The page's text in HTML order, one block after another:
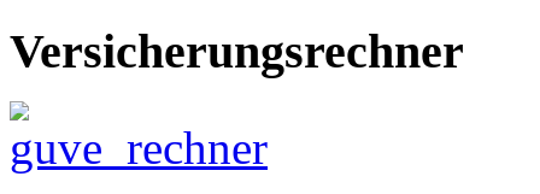
Versicherungsrechner